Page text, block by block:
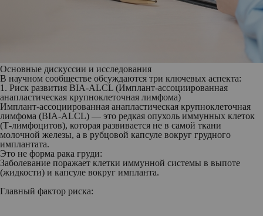
Основные дискуссии и исследования
В научном сообществе обсуждаются три ключевых аспекта:
1. Риск развития BIA-ALCL (Имплант-ассоциированная
анапластическая крупноклеточная лимфома)
Имплант-ассоциированная анапластическая крупноклеточная
лимфома (BIA-ALCL) — это редкая опухоль иммунных клеток
(Т-лимфоцитов), которая развивается не в самой ткани
молочной железы, а в рубцовой капсуле вокруг грудного
имплантата.
Это не форма рака груди:
Заболевание поражает клетки иммунной системы в выпоте
(жидкости) и капсуле вокруг импланта.
Главный фактор риска: